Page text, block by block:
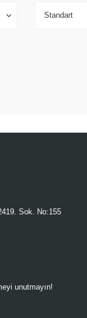
Sok. No:155
unutmayın!